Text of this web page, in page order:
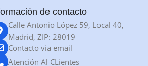
de contacto
Calle Antonio López 59, Local 40,
Madrid, ZIP: 28019
Contacto via email
Atención Al CLientes